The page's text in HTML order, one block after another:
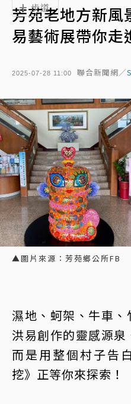
芳苑老地方新風
易藝術展帶你走
2025-07-28 11:00 聯合新聞網／
步道
▲圖片來源：芳苑鄉公所FB
濕地、蚵架、牛車
洪易創作的靈感源泉
而是用整個村子告
挖》正等你來探索！